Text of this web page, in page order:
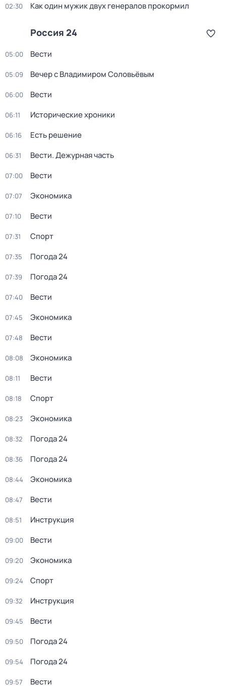
02:30 Как один мужик двух генералов прокормил
Россия 24
05:00 Вести
05:09 Вечер с Владимиром Соловьёвым
06:00 Вести
06:11 Исторические хроники
06:16 Есть решение
06:31 Вести. Дежурная часть
07:00 Вести
07:07 Экономика
07:10 Вести
07:31 Спорт
07:35 Погода 24
07:39 Погода 24
07:40 Вести
07:45 Экономика
07:48 Вести
08:08 Экономика
08:11 Вести
08:18 Спорт
08:23 Экономика
08:32 Погода 24
08:36 Погода 24
08:44 Экономика
08:47 Вести
08:51 Инструкция
09:00 Вести
09:20 Экономика
09:24 Спорт
09:32 Инструкция
09:45 Вести
09:50 Погода 24
09:54 Погода 24
09:57 Вести